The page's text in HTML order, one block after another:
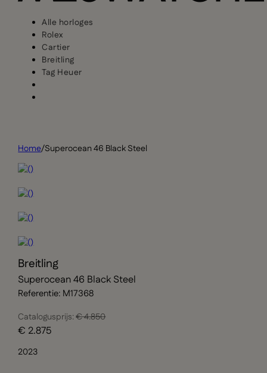
Alle horloges
Rolex
Cartier
Breitling
Tag Heuer
Home/Superocean 46 Black Steel
Breitling
Superocean 46 Black Steel
Referentie: M17368
Catalogusprijs:€ 4.850
€ 2.875
2023